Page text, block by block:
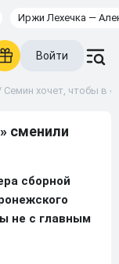
Иржи Лехечка —
Войти
Семин хочет, чтобы в
сменили
сборной
не с главным